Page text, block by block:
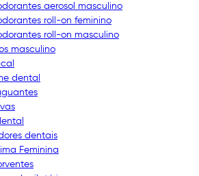
aerosol masculino
roll-on feminino
roll-on masculino
masculino
dental
dentais
Feminina